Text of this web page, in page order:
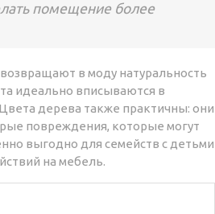
помещение более
в моду натуральность
идеально вписываются в
дерева также практичны: они
повреждения, которые могут
выгодно для семейств с детьми
на мебель.